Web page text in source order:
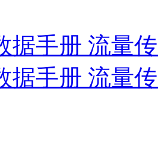
据手册 流量
据手册 流量